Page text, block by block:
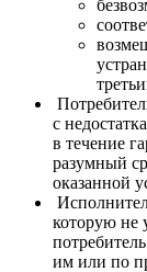
с
в течение
разумный
оказанной
которую не
им или по